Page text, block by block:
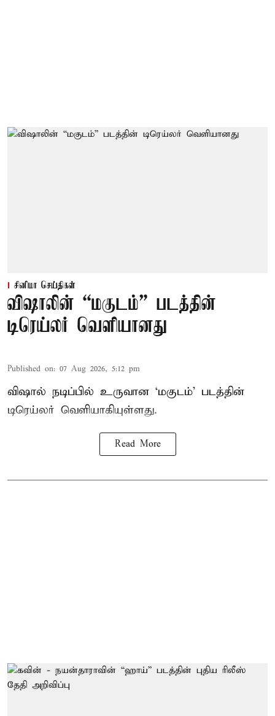
சினிமா செய்திகள்
விஷாலின் “மகுடம்” படத்தின்
டிரெய்லர் வெளியானது
Published on: 07 Aug 2026, 5:12 pm
விஷால் நடிப்பில் உருவான ‘மகுடம்’ படத்தின்
டிரெய்லர் வெளியாகியுள்ளது.
Read More